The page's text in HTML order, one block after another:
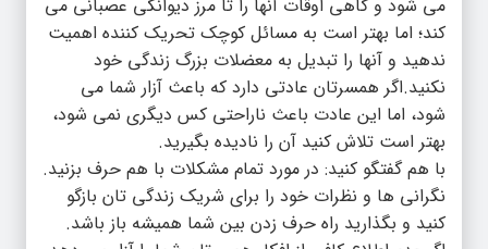
می شود و گاهی اوقات آنها را تا مرز دیوانگی عصبانی می
کند؛ اما بهتر است به مسائل کوچک تحریک کننده اهمیت
ندهید و آنها را تبدیل به معضلات بزرگ زندگی خود
نکنید.اگر همسرتان عادتی دارد که باعث آزار شما می
شود، اما این عادت باعث ناراحتی کس دیگری نمی شود،
بهتر است تلاش کنید آن را نادیده بگیرید.
با هم گفتگو کنید: در مورد تمام مشکلات با هم حرف بزنید.
نگرانی ها و نظرات خود را برای شریک زندگی تان بازگو
کنید و بگذارید راه حرف زدن بین شما همیشه باز باشد.